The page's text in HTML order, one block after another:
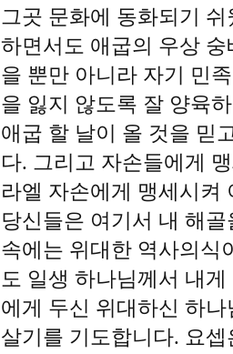
그곳 문화에 동화되기
하면서도 애굽의 우상
을 뿐만 아니라 자기 민
을 잃지 않도록 잘 양육
애굽 할 날이 올 것을 믿
다. 그리고 자손들에게
라엘 자손에게 맹세시켜
당신들은 여기서 내 해
속에는 위대한 역사의식
도 일생 하나님께서 내
에게 두신 위대하신 하
살기를 기도합니다. 요